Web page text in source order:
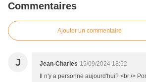
Commentaires
Ajouter un commentaire
J Jean-Charles 15/09/2024 18:52
Il n'y a personne aujourd'hui? <br />